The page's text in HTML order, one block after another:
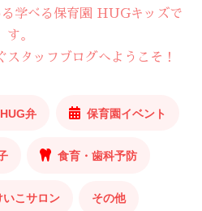
学べる保育園 HUGキッズで
す。
スタッフブログへようこそ！
HUG弁 保育園イベント
食育・歯科予防
こサロン その他